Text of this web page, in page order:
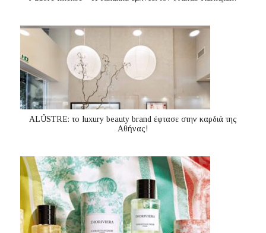
ALÛSTRE: το luxury beauty brand έφτασε στην καρδιά της
Αθήνας!